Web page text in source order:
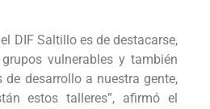
DIF Saltillo es de destacarse,
vulnerables y también
de desarrollo a nuestra gente,
estos talleres”, afirmó el